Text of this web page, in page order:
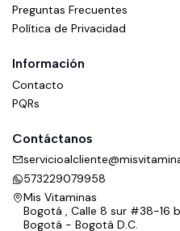
Preguntas Frecuentes
Política de Privacidad
Información
Contacto
PQRs
Contáctanos
573229079958
Mis Vitaminas
Bogotá , Calle 8 sur #38-16
Bogotá - Bogotá D.C.